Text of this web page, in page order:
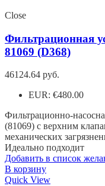
Close
Фильтрационная
81069 (D368)
46124.64 руб.
EUR: €480.00
Фильтрационно-
(81069) с верхним
механических
Идеально подходит
Добавить в список
В корзину
Quick View